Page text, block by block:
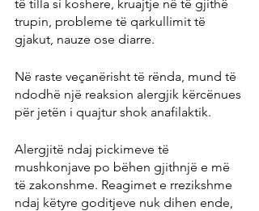
të tilla si koshere, kruajtje në të gjithë
trupin, probleme të qarkullimit të
gjakut, nauze ose diarre.
Në raste veçanërisht të rënda, mund të
ndodhë një reaksion alergjik kërcënues
për jetën i quajtur shok anafilaktik.
Alergjitë ndaj pickimeve të
mushkonjave po bëhen gjithnjë e më
të zakonshme. Reagimet e rrezikshme
ndaj këtyre goditjeve nuk dihen ende,